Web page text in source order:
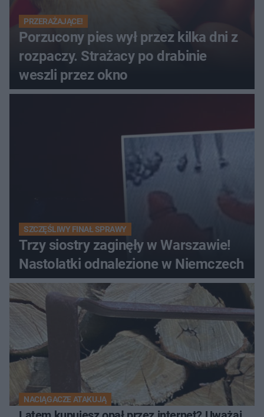
PRZERAŻAJĄCE!
Porzucony pies wył przez kilka dni z
rozpaczy. Strażacy po drabinie
weszli przez okno
SZCZĘŚLIWY FINAŁ SPRAWY
Trzy siostry zaginęły w Warszawie!
Nastolatki odnalezione w Niemczech
NACIĄGACZE ATAKUJĄ